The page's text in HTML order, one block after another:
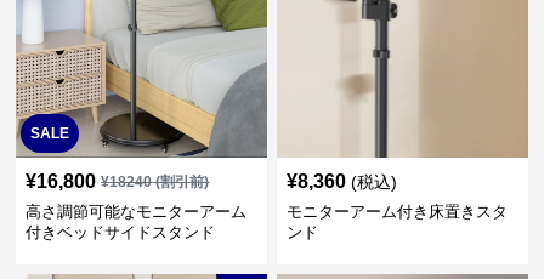
SALE
¥16,800 ¥18240(割引前)
高さ調節可能なモニターアーム
付きベッドサイドスタンド
¥8,360 (税込)
モニターアーム付き床置きスタ
ンド